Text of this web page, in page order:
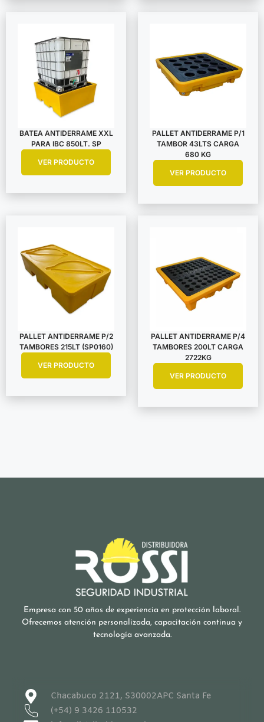
BATEA ANTIDERRAME XXL
PARA IBC 850LT. SP
VER PRODUCTO
PALLET ANTIDERRAME P/1
TAMBOR 43LTS CARGA
680 KG
VER PRODUCTO
PALLET ANTIDERRAME P/2
TAMBORES 215LT (SP0160)
VER PRODUCTO
PALLET ANTIDERRAME P/4
TAMBORES 200LT CARGA
2722KG
VER PRODUCTO
Empresa con 50 años de experiencia en protección laboral.
Ofrecemos atención personalizada, capacitación continua y
tecnología avanzada.
Chacabuco 2121, S30002APC Santa Fe
(+54) 9 3426 110532